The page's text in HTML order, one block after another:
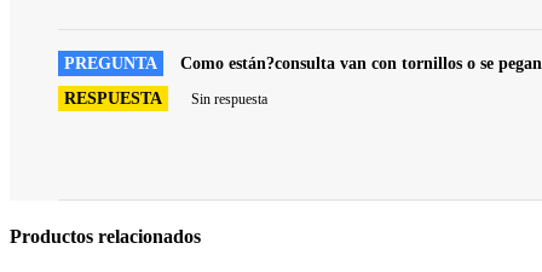
PREGUNTA
Como están?consulta van con tornillos o se pegan
RESPUESTA
Sin respuesta
Productos relacionados